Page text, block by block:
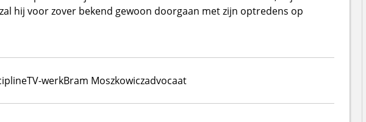
hij voor zover bekend gewoon doorgaan met zijn optredens op
TV-werkBram Moszkowiczadvocaat